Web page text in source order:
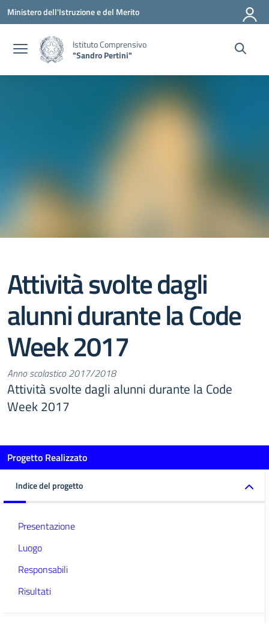
Vai ai contenuti
Vai al menu di navigazione
Vai al footer
Ministero dell'Istruzione e del Merito
Istituto Comprensivo
"Sandro Pertini"
Attività svolte dagli
alunni durante la Code
Week 2017
Anno scolastico 2017/2018
Attività svolte dagli alunni durante la Code
Week 2017
Progetto Realizzato
Indice del progetto
Presentazione
Luogo
Responsabili
Risultati